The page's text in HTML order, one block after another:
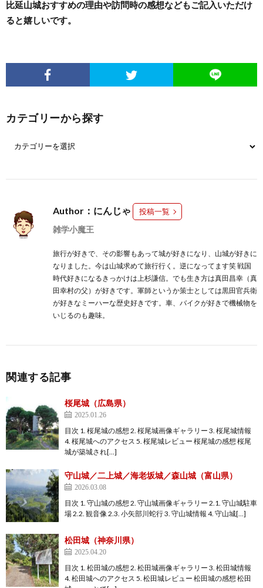
比延山城おすすめの理由や訪問時の感想などもご記入いただけ
ると嬉しいです。
カテゴリーから探す
Author：にんじゃ 投稿一覧
雑学小魔王
旅行が好きで、その影響もあって城が好きになり、山城が好きに
なりました。今は山城求めて旅行行く。逆になってます笑 戦国
時代好きになるきっかけは上杉謙信。でも生き方は真田昌幸（真
田幸村の父）が好きです。軍師というか策士としては黒田官兵衛
が好きなミーハーな歴史好きです。車、バイクが好きで機械物を
いじるのも趣味。
関連する記事
桜尾城（広島県）
2025.01.26
目次 1. 桜尾城の感想 2. 桜尾城画像ギャラリー 3. 桜尾城情報
4. 桜尾城へのアクセス 5. 桜尾城レビュー 桜尾城の感想 桜尾
城が築城され[…]
守山城／二上城／海老坂城／森山城（富山県）
2026.03.08
目次 1. 守山城の感想 2. 守山城画像ギャラリー 2.1. 守山城駐車
場 2.2. 観音像 2.3. 小矢部川蛇行 3. 守山城情報 4. 守山城[…]
松田城（神奈川県）
2025.04.20
目次 1. 松田城の感想 2. 松田城画像ギャラリー 3. 松田城情報
4. 松田城へのアクセス 5. 松田城レビュー 松田城の感想 松田